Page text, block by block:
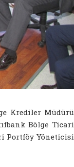
Krediler Müdürü
Bölge Ticari
Portföy Yöneticisi